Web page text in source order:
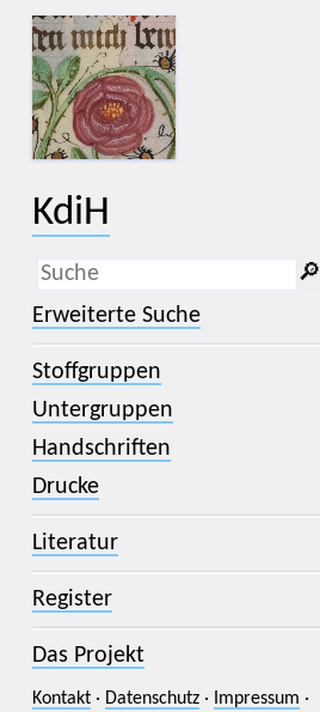
KdiH
_
(der Unterstrich) ist Platzhalter für
genau ein Zeichen.
% (das Prozentzeichen) ist Platzhalter
für kein, ein oder mehr als ein
🔎︎
Erweiterte Suche
Stoffgruppen
Untergruppen
Handschriften
Drucke
Literatur
Register
Das Projekt
Kontakt· Datenschutz· Impressum ·